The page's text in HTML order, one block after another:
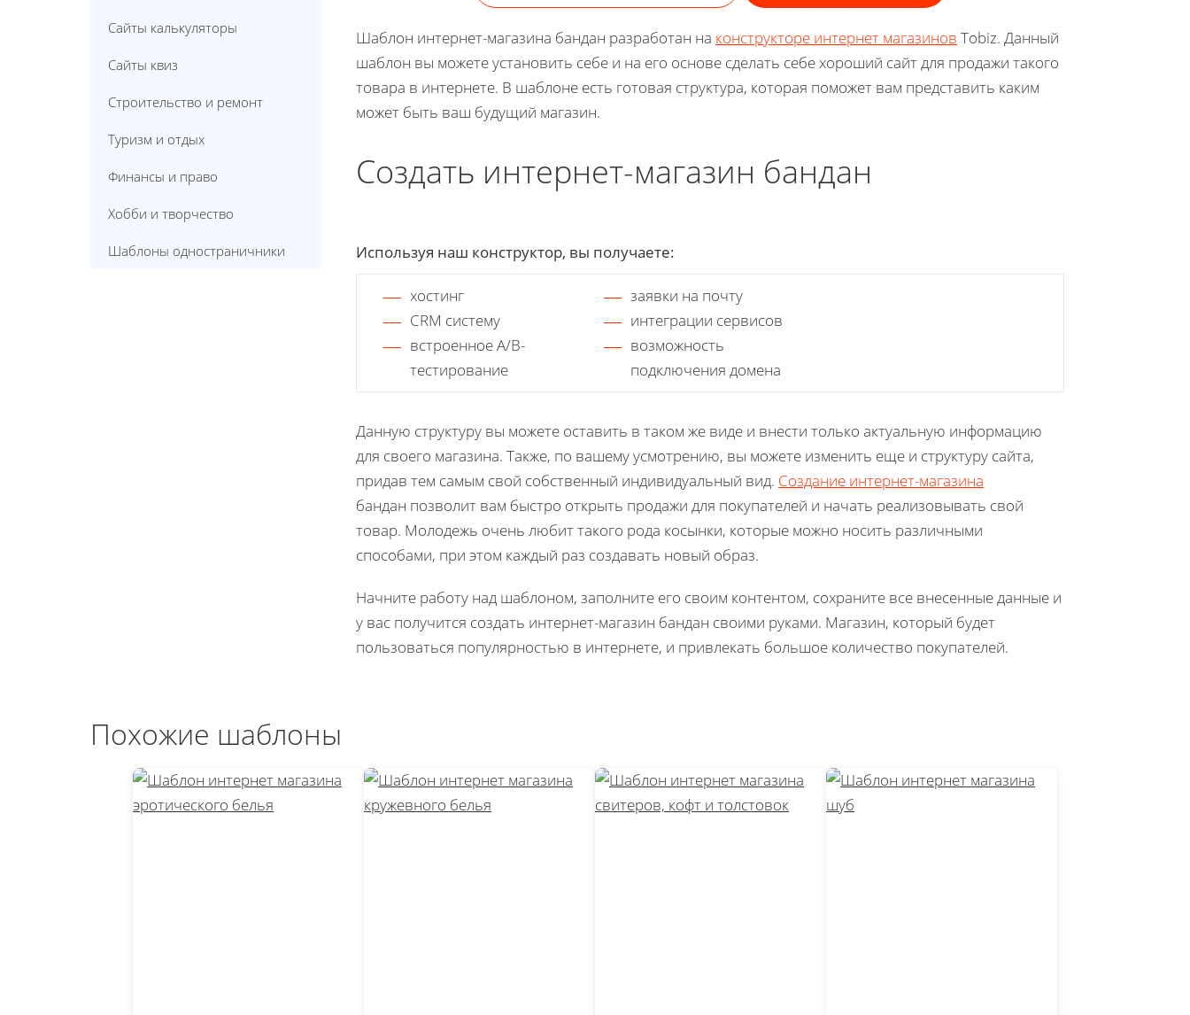
Сайты калькуляторы
Сайты квиз
Строительство и ремонт
Туризм и отдых
Финансы и право
Хобби и творчество
Шаблоны одностраничники
Шаблон интернет-магазина бандан разработан на конструкторе интернет магазинов Tobiz. Данный
шаблон вы можете установить себе и на его основе сделать себе хороший сайт для продажи такого
товара в интернете. В шаблоне есть готовая структура, которая поможет вам представить каким
может быть ваш будущий магазин.
Создать интернет-магазин бандан
Используя наш конструктор, вы получаете:
хостинг
заявки на почту
CRM систему
интеграции сервисов
встроенное A/B-
тестирование
возможность
подключения домена
Данную структуру вы можете оставить в таком же виде и внести только актуальную информацию
для своего магазина. Также, по вашему усмотрению, вы можете изменить еще и структуру сайта,
придав тем самым свой собственный индивидуальный вид. Создание интернет-магазина
бандан позволит вам быстро открыть продажи для покупателей и начать реализовывать свой
товар. Молодежь очень любит такого рода косынки, которые можно носить различными
способами, при этом каждый раз создавать новый образ.
Начните работу над шаблоном, заполните его своим контентом, сохраните все внесенные данные и
у вас получится создать интернет-магазин бандан своими руками. Магазин, который будет
пользоваться популярностью в интернете, и привлекать большое количество покупателей.
Похожие шаблоны